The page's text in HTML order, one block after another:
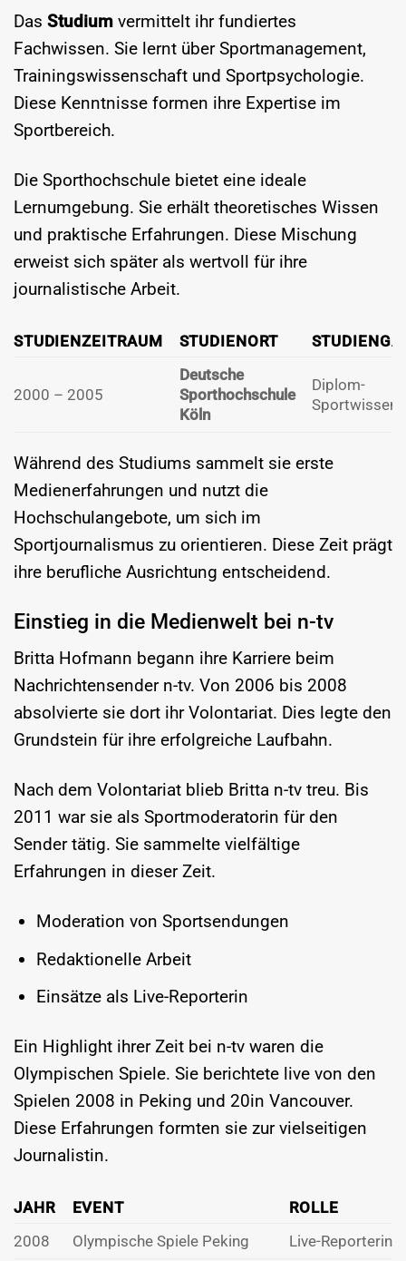
Das Studium vermittelt ihr fundiertes
Fachwissen. Sie lernt über Sportmanagement,
Trainingswissenschaft und Sportpsychologie.
Diese Kenntnisse formen ihre Expertise im
Sportbereich.
Die Sporthochschule bietet eine ideale
Lernumgebung. Sie erhält theoretisches Wissen
und praktische Erfahrungen. Diese Mischung
erweist sich später als wertvoll für ihre
journalistische Arbeit.
STUDIENZEITRAUM STUDIENORT
2000 – 2005
Deutsche
Sporthochschule
Köln
Diplom-
Während des Studiums sammelt sie erste
Medienerfahrungen und nutzt die
Hochschulangebote, um sich im
Sportjournalismus zu orientieren. Diese Zeit prägt
ihre berufliche Ausrichtung entscheidend.
Einstieg in die Medienwelt bei n-tv
Britta Hofmann begann ihre Karriere beim
Nachrichtensender n-tv. Von 2006 bis 2008
absolvierte sie dort ihr Volontariat. Dies legte den
Grundstein für ihre erfolgreiche Laufbahn.
Nach dem Volontariat blieb Britta n-tv treu. Bis
2011 war sie als Sportmoderatorin für den
Sender tätig. Sie sammelte vielfältige
Erfahrungen in dieser Zeit.
Moderation von Sportsendungen
Redaktionelle Arbeit
Einsätze als Live-Reporterin
Ein Highlight ihrer Zeit bei n-tv waren die
Olympischen Spiele. Sie berichtete live von den
Spielen 2008 in Peking und 20in Vancouver.
Diese Erfahrungen formten sie zur vielseitigen
Journalistin.
JAHR EVENT
ROLLE
2008
Olympische Spiele Peking Live-Reporterin